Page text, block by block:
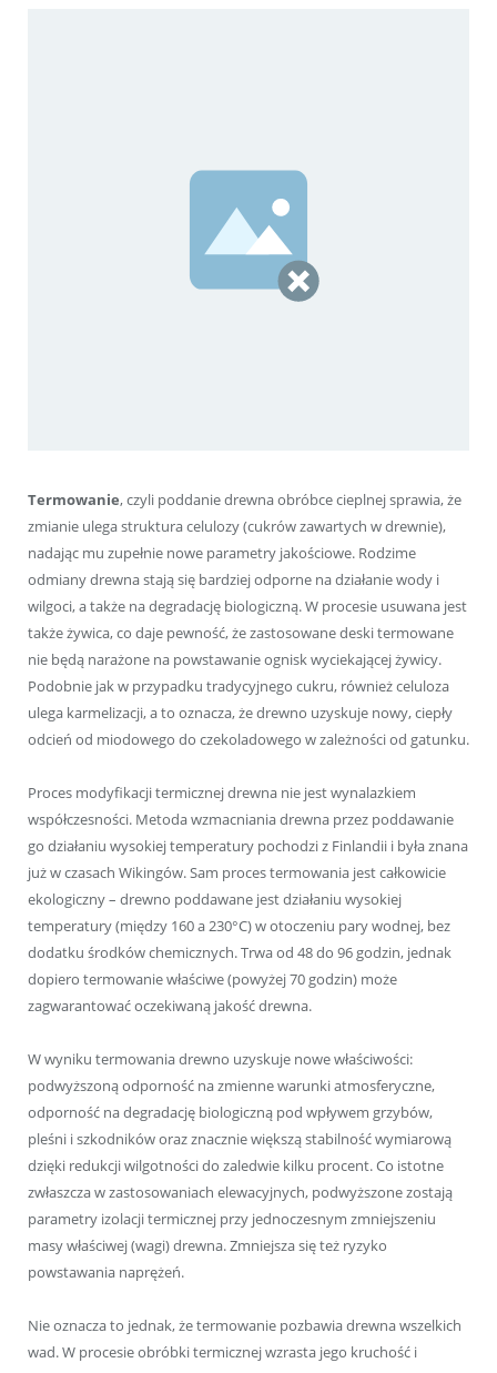
Termowanie, czyli poddanie drewna obróbce cieplnej sprawia, że
zmianie ulega struktura celulozy (cukrów zawartych w drewnie),
nadając mu zupełnie nowe parametry jakościowe. Rodzime
odmiany drewna stają się bardziej odporne na działanie wody i
wilgoci, a także na degradację biologiczną. W procesie usuwana jest
także żywica, co daje pewność, że zastosowane deski termowane
nie będą narażone na powstawanie ognisk wyciekającej żywicy.
Podobnie jak w przypadku tradycyjnego cukru, również celuloza
ulega karmelizacji, a to oznacza, że drewno uzyskuje nowy, ciepły
odcień od miodowego do czekoladowego w zależności od gatunku.
Proces modyfikacji termicznej drewna nie jest wynalazkiem
współczesności. Metoda wzmacniania drewna przez poddawanie
go działaniu wysokiej temperatury pochodzi z Finlandii i była znana
już w czasach Wikingów. Sam proces termowania jest całkowicie
ekologiczny – drewno poddawane jest działaniu wysokiej
temperatury (między 160 a 230°C) w otoczeniu pary wodnej, bez
dodatku środków chemicznych. Trwa od 48 do 96 godzin, jednak
dopiero termowanie właściwe (powyżej 70 godzin) może
zagwarantować oczekiwaną jakość drewna.
W wyniku termowania drewno uzyskuje nowe właściwości:
podwyższoną odporność na zmienne warunki atmosferyczne,
odporność na degradację biologiczną pod wpływem grzybów,
pleśni i szkodników oraz znacznie większą stabilność wymiarową
dzięki redukcji wilgotności do zaledwie kilku procent. Co istotne
zwłaszcza w zastosowaniach elewacyjnych, podwyższone zostają
parametry izolacji termicznej przy jednoczesnym zmniejszeniu
masy właściwej (wagi) drewna. Zmniejsza się też ryzyko
powstawania naprężeń.
Nie oznacza to jednak, że termowanie pozbawia drewna wszelkich
wad. W procesie obróbki termicznej wzrasta jego kruchość i